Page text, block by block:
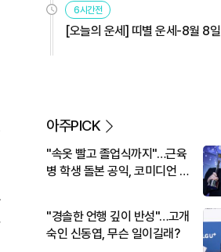
6시간전
[오늘의 운세] 띠별 운세-8월 8일
아주PICK
"속옷 빨고 졸업식까지"…근육
병 학생 돌본 공익, 코미디언 김
"경솔한 언행 깊이 반성"…고개
숙인 신동엽, 무슨 일이길래?